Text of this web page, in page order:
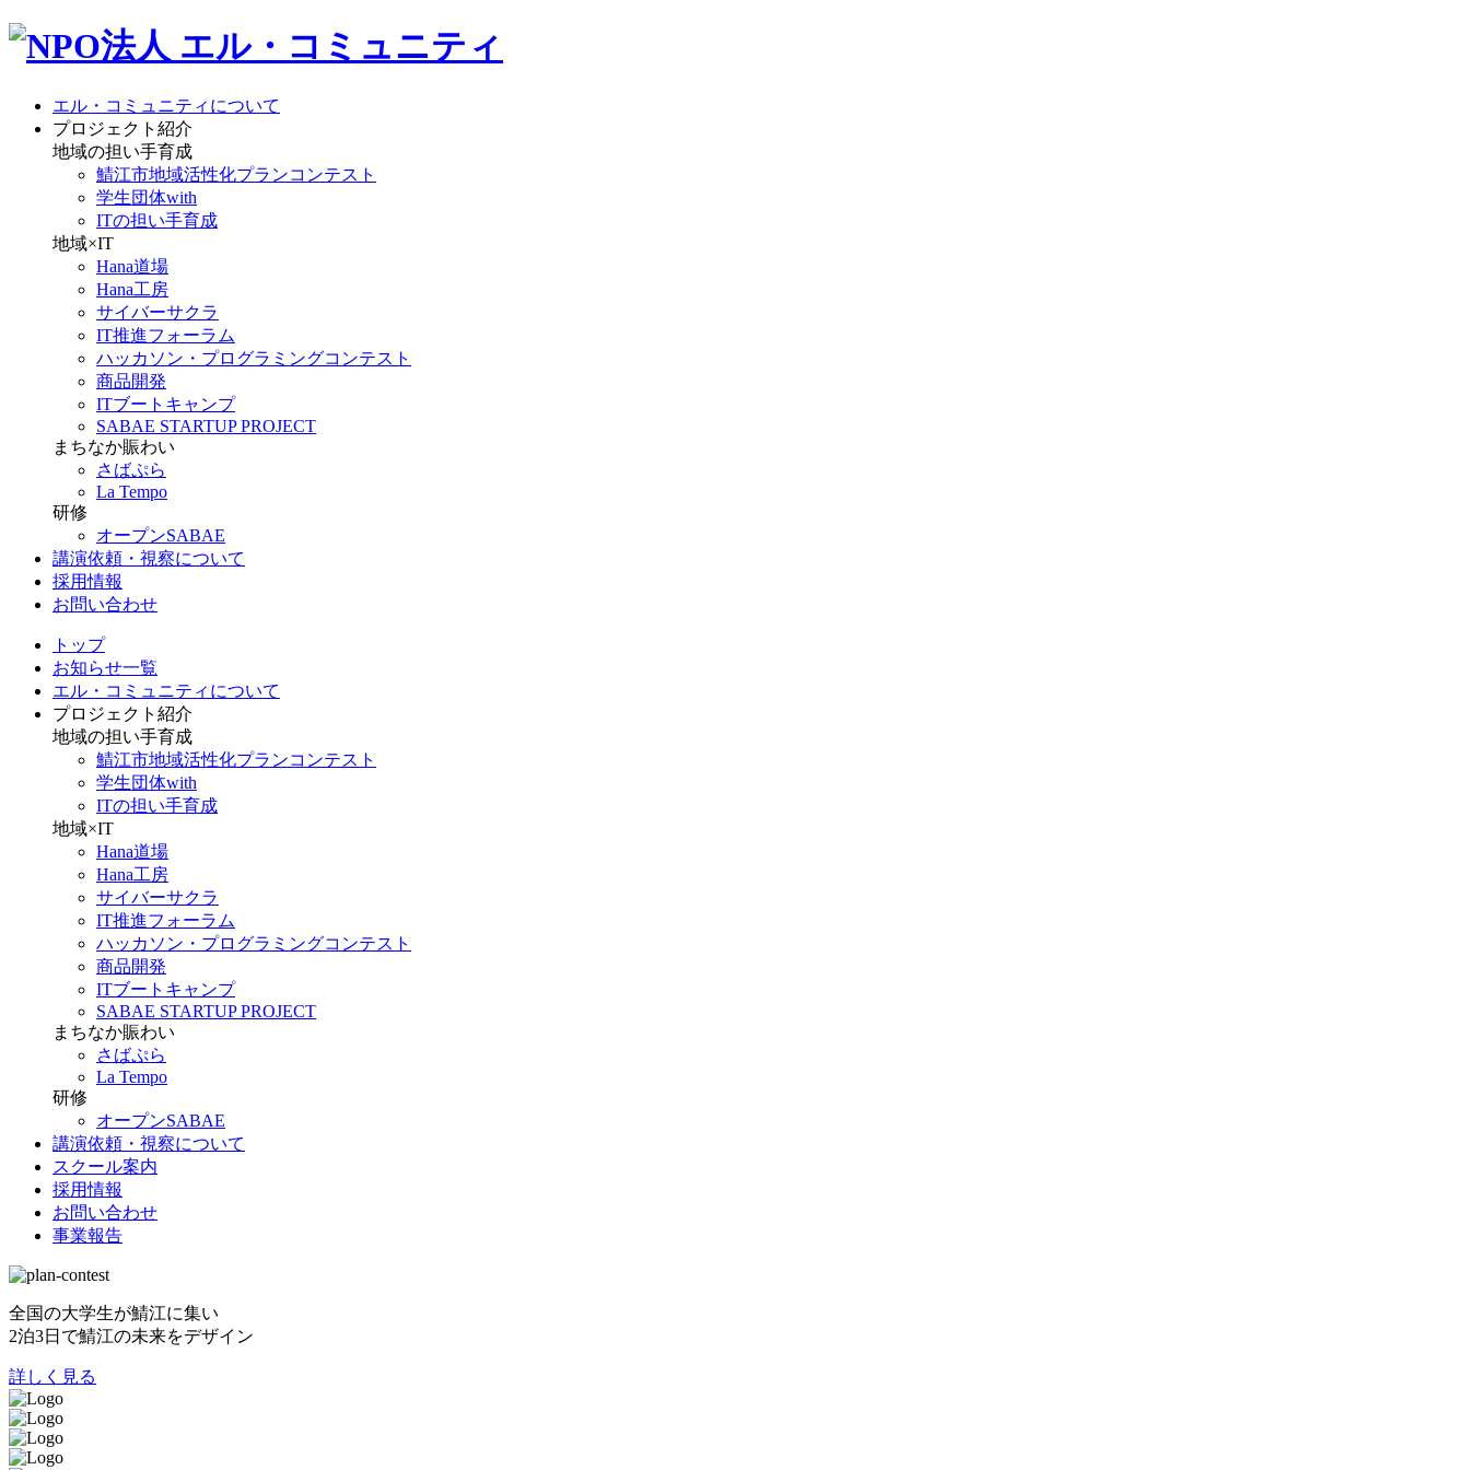
エル・コミュニティについて
プロジェクト紹介
地域の担い手育成
鯖江市地域活性化プランコンテスト
学生団体with
ITの担い手育成
地域×IT
Hana道場
Hana工房
サイバーサクラ
IT推進フォーラム
ハッカソン・プログラミングコンテスト
商品開発
ITブートキャンプ
SABAE STARTUP PROJECT
まちなか賑わい
さばぷら
La Tempo
研修
オープンSABAE
講演依頼・視察について
採用情報
お問い合わせ
トップ
お知らせ一覧
エル・コミュニティについて
プロジェクト紹介
地域の担い手育成
鯖江市地域活性化プランコンテスト
学生団体with
ITの担い手育成
地域×IT
Hana道場
Hana工房
サイバーサクラ
IT推進フォーラム
ハッカソン・プログラミングコンテスト
商品開発
ITブートキャンプ
SABAE STARTUP PROJECT
まちなか賑わい
さばぷら
La Tempo
研修
オープンSABAE
講演依頼・視察について
スクール案内
採用情報
お問い合わせ
事業報告
全国の大学生が鯖江に集い
2泊3日で鯖江の未来をデザイン
詳しく見る